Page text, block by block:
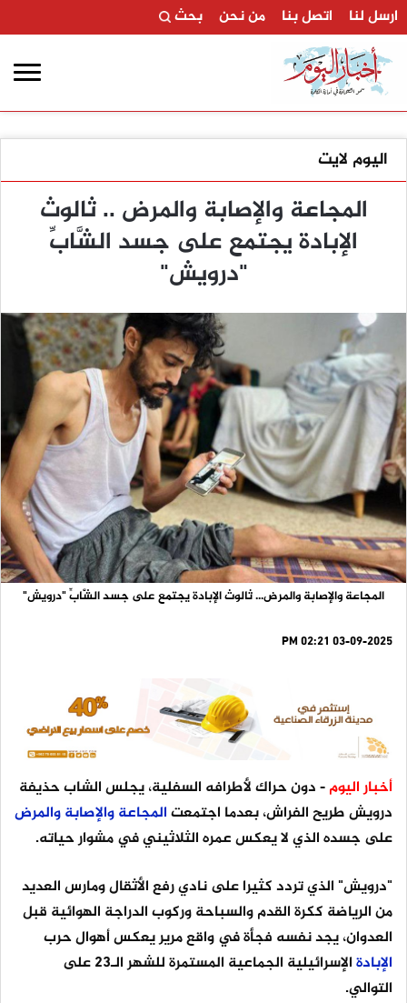
ارسل لنا اتصل بنا من نحن بحث
اليوم لايت
المجاعة والإصابة والمرض .. ثالوث
الإبادة يجتمع على جسد الشَّابِّ
"درويش"
المجاعة والإصابة والمرض... ثالوث الإبادة يجتمع على جسد الشَّابِّ "درويش"
03-09-2025 02:21 PM
أخبار اليوم- دون حراك لأطرافه السفلية، يجلس الشاب حذيفة
درويش طريح الفراش، بعدما اجتمعتالمجاعةوالإصابةوالمرض
على جسده الذي لا يعكس عمره الثلاثيني في مشوار حياته.
"درويش" الذي تردد كثيرا على نادي رفع الأثقال ومارس العديد
من الرياضة ككرة القدم والسباحة وركوب الدراجة الهوائية قبل
العدوان، يجد نفسه فجأة في واقع مرير يعكس أهوال حرب
الإبادة
الإسرائيلية الجماعية المستمرة للشهر الـ23 على
التوالي.